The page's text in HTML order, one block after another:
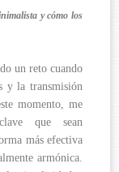
y cómo los
un reto cuando
y la transmisión
momento, me
que sean
más efectiva
armónica.